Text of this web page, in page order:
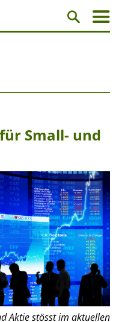
Small- und
Aktie stösst im aktuellen